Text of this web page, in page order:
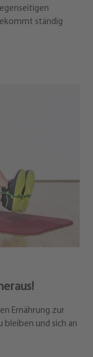
ständig
Ernährung zur
und sich an